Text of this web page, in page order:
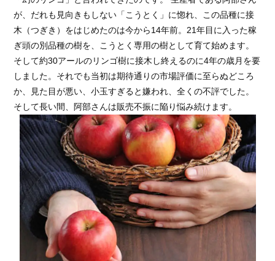
が、だれも見向きもしない「こうとく」に惚れ、この品種に接
木（つぎき）をはじめたのは今から14年前。21年目に入った稼
ぎ頭の別品種の樹を、こうとく専用の樹として育て始めます。
そして約30アールのリンゴ樹に接木し終えるのに4年の歳月を要
しました。それでも当初は期待通りの市場評価に至らぬどころ
か、見た目が悪い、小玉すぎると嫌われ、全くの不評でした。
そして長い間、阿部さんは販売不振に陥り悩み続けます。